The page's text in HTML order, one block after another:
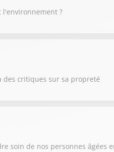
l'environnement ?
des critiques sur sa propreté
soin de nos personnes âgées